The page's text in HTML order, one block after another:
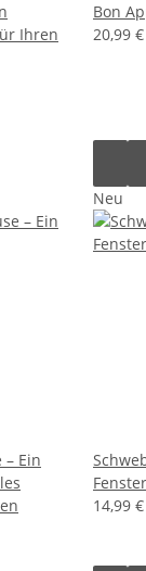
Ihren
Bon
20,99 €
– Ein
Neu
14,99 €